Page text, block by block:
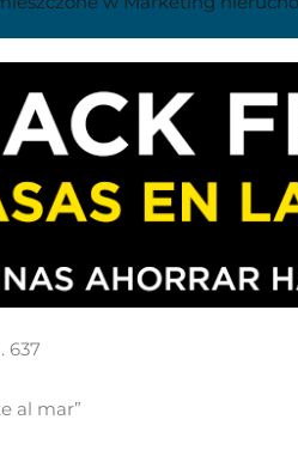
. 637
al mar”